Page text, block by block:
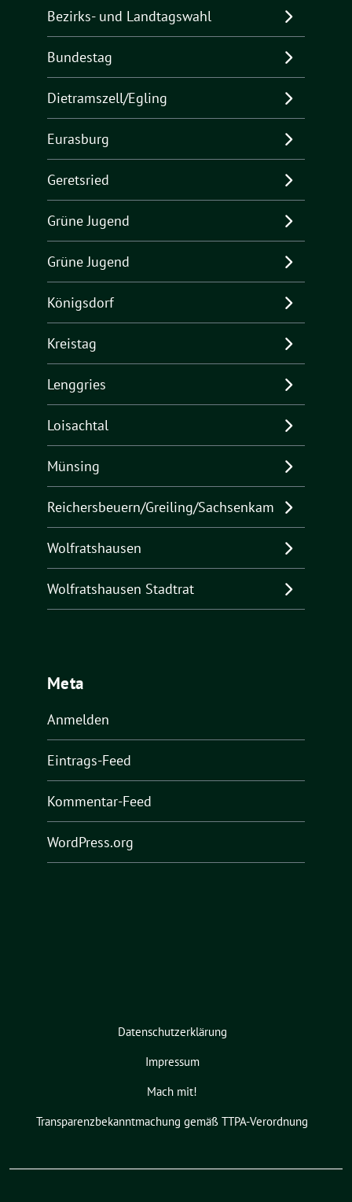
Bezirks- und Landtagswahl
Bundestag
Dietramszell/Egling
Eurasburg
Geretsried
Grüne Jugend
Grüne Jugend
Königsdorf
Kreistag
Lenggries
Loisachtal
Münsing
Reichersbeuern/Greiling/Sachsenkam
Wolfratshausen
Wolfratshausen Stadtrat
Meta
Anmelden
Eintrags-Feed
Kommentar-Feed
WordPress.org
Datenschutzerklärung
Impressum
Mach mit!
Transparenzbekanntmachung gemäß TTPA-Verordnung